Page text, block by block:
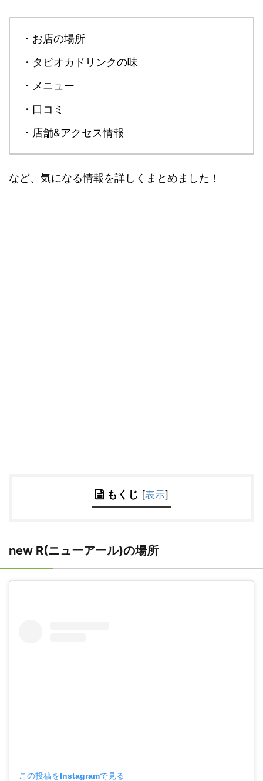
・お店の場所
・タピオカドリンクの味
・メニュー
・口コミ
・店舗&アクセス情報
など、気になる情報を詳しくまとめました！
もくじ [表示]
new R(ニューアール)の場所
この投稿をInstagramで見る